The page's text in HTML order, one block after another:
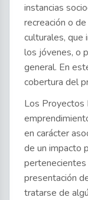
instancias
recreación o
culturales, que
los jóvenes, o
general. En
cobertura del
Los Proyectos
en carácter
de un impacto
pertenecientes
presentación
tratarse de